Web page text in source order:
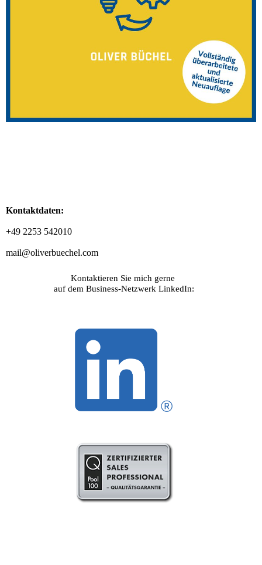
Kontaktdaten:
+49 2253 542010
mail@oliverbuechel.com
Kontaktieren Sie mich gerne
auf dem Business-Netzwerk LinkedIn: